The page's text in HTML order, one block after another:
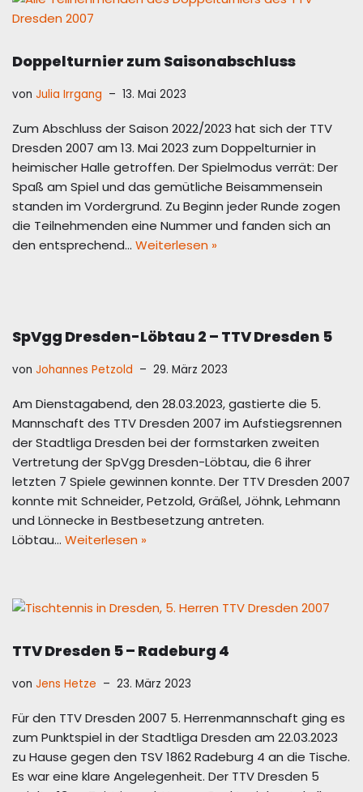
Doppelturnier zum Saisonabschluss
von Julia Irrgang 13. Mai 2023
Zum Abschluss der Saison 2022/2023 hat sich der TTV
Dresden 2007 am 13. Mai 2023 zum Doppelturnier in
heimischer Halle getroffen. Der Spielmodus verrät: Der
Spaß am Spiel und das gemütliche Beisammensein
standen im Vordergrund. Zu Beginn jeder Runde zogen
die Teilnehmenden eine Nummer und fanden sich an
den entsprechend… Weiterlesen »
SpVgg Dresden-Löbtau 2 – TTV Dresden 5
von Johannes Petzold 29. März 2023
Am Dienstagabend, den 28.03.2023, gastierte die 5.
Mannschaft des TTV Dresden 2007 im Aufstiegsrennen
der Stadtliga Dresden bei der formstarken zweiten
Vertretung der SpVgg Dresden-Löbtau, die 6 ihrer
letzten 7 Spiele gewinnen konnte. Der TTV Dresden 2007
konnte mit Schneider, Petzold, Gräßel, Jöhnk, Lehmann
und Lönnecke in Bestbesetzung antreten.
Löbtau… Weiterlesen »
TTV Dresden 5 – Radeburg 4
von Jens Hetze 23. März 2023
Für den TTV Dresden 2007 5. Herrenmannschaft ging es
zum Punktspiel in der Stadtliga Dresden am 22.03.2023
zu Hause gegen den TSV 1862 Radeburg 4 an die Tische.
Es war eine klare Angelegenheit. Der TTV Dresden 5